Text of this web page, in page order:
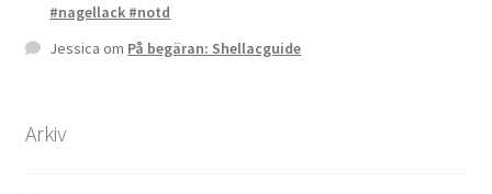
#nagellack #notd
Jessica om På begäran: Shellacguide
Arkiv